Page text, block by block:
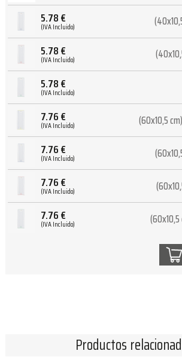
5.78€
(IVA Incluido)
5.78€
(IVA Incluido)
5.78€
(IVA Incluido)
7.76€
(IVA Incluido) (60x10,5
7.76€
(IVA Incluido)
7.76€
(IVA Incluido)
7.76€
(IVA Incluido) (60x10,5
Productos